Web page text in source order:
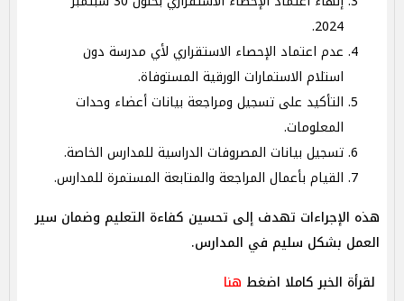
2024.
عدم اعتماد الإحصاء الاستقراري لأي مدرسة دون
استلام الاستمارات الورقية المستوفاة.
التأكيد على تسجيل ومراجعة بيانات أعضاء وحدات
المعلومات.
تسجيل بيانات المصروفات الدراسية للمدارس الخاصة.
القيام بأعمال المراجعة والمتابعة المستمرة للمدارس.
هذه الإجراءات تهدف إلى تحسين كفاءة التعليم وضمان سير
العمل بشكل سليم في المدارس.
لقرأة الخبر كاملا اضغط هنا